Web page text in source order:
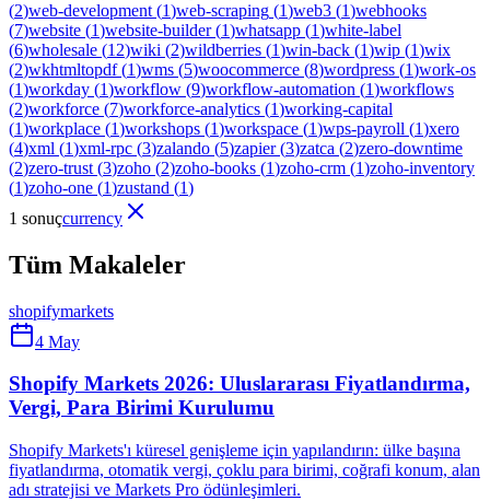
(2)web-development (1)web-scraping (1)web3 (1)webhooks
(7)website (1)website-builder(1)whatsapp (1)white-label
(6)wholesale (12)wiki (2)wildberries (1)win-back (1)wip (1)wix
(2)wkhtmltopdf(1)wms (5)woocommerce (8)wordpress (1)work-os
(1)workday (1)workflow (9)workflow-automation (1)workflows
(2)workforce (7)workforce-analytics (1)working-capital
(1)workplace (1)workshops (1)workspace (1)wps-payroll (1)xero
(4)xml (1)xml-rpc (3)zalando (5)zapier(3)zatca (2)zero-downtime
(2)zero-trust (3)zoho (2)zoho-books (1)zoho-crm (1)zoho-inventory
(1)zoho-one (1)zustand (1)
1 sonuçcurrency
Tüm Makaleler
shopifymarkets
4 May
Shopify Markets 2026: Uluslararası Fiyatlandırma,
Vergi, Para Birimi Kurulumu
Shopify Markets'ı küresel genişleme için yapılandırın: ülke başına
fiyatlandırma, otomatik vergi, çoklu para birimi, coğrafi konum, alan
adı stratejisi ve Markets Pro ödünleşimleri.